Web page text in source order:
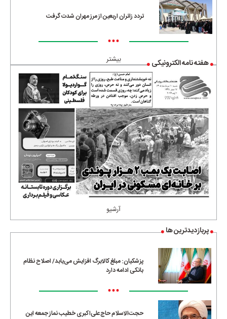
تردد زائران اربعین از مرز مهران شدت گرفت
•••
بیشتر هفته نامه الکترونیکی
آرشیو
پربازدیدترین ها
پزشکیان: مبلغ کالابرگ افزایش می‌یابد/ اصلاح نظام
بانکی ادامه دارد
•••
حجت‌الاسلام حاج‌علی‌اکبری خطیب نماز جمعه این